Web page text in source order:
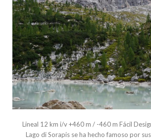
Lineal 12 km i/v +460 m / -460 m Fácil
Lago di Sorapis se ha hecho famoso por